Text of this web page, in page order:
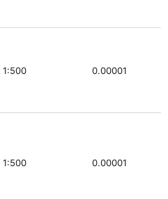
1:500 0.00001
1:500 0.00001